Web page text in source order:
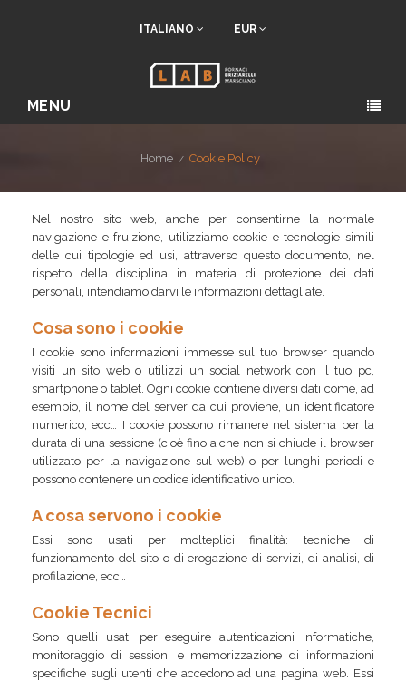
ITALIANO EUR
MENU
Home Cookie Policy
Nel nostro sito web, anche per consentirne la normale
navigazione e fruizione, utilizziamo cookie e tecnologie simili
delle cui tipologie ed usi, attraverso questo documento, nel
rispetto della disciplina in materia di protezione dei dati
personali, intendiamo darvi le informazioni dettagliate.
Cosa sono i cookie
I cookie sono informazioni immesse sul tuo browser quando
visiti un sito web o utilizzi un social network con il tuo pc,
smartphone o tablet. Ogni cookie contiene diversi dati come, ad
esempio, il nome del server da cui proviene, un identificatore
numerico, ecc… I cookie possono rimanere nel sistema per la
durata di una sessione (cioè fino a che non si chiude il browser
utilizzato per la navigazione sul web) o per lunghi periodi e
possono contenere un codice identificativo unico.
A cosa servono i cookie
Essi sono usati per molteplici finalità: tecniche di
funzionamento del sito o di erogazione di servizi, di analisi, di
profilazione, ecc…
Cookie Tecnici
Sono quelli usati per eseguire autenticazioni informatiche,
monitoraggio di sessioni e memorizzazione di informazioni
specifiche sugli utenti che accedono ad una pagina web. Essi